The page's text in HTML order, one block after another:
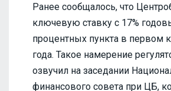
Ранее сообщалось, что
ключевую ставку с 17%
процентных пункта в первом
года. Такое намерение
озвучил на заседании
финансового совета при ЦБ,